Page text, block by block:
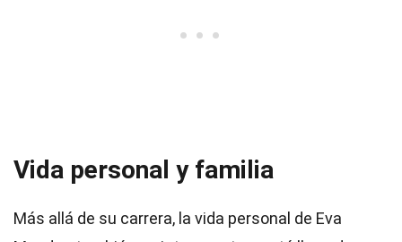
Vida personal y familia
Más allá de su carrera, la vida personal de Eva